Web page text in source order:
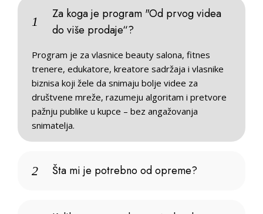
1
Za koga je program "Od prvog videa
do više prodaje“?
Program je za vlasnice beauty salona, fitnes
trenere, edukatore, kreatore sadržaja i vlasnike
biznisa koji žele da snimaju bolje videe za
društvene mreže, razumeju algoritam i pretvore
pažnju publike u kupce – bez angažovanja
snimatelja.
2 Šta mi je potrebno od opreme?